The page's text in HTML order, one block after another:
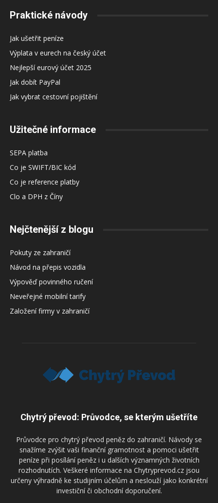
Praktické návody
Jak ušetřit peníze
Výplata v eurech na český účet
Nejlepší eurový účet 2025
Jak dobít PayPal
Jak vybrat cestovní pojištění
Užitečné informace
SEPA platba
Co je SWIFT/BIC kód
Co je reference platby
Clo a DPH z Číny
Nejčtenější z blogu
Pokuty ze zahraničí
Návod na přepis vozidla
Výpověď povinného ručení
Neveřejné mobilní tarify
Založení firmy v zahraničí
Chytrý převod: Průvodce, se kterým ušetříte
Průvodce pro chytrý převod peněz do zahraničí. Návody se
snažíme zvýšit vaši finanční gramotnost a pomoci ušetřit
peníze při posílání peněz i u dalších významných životních
rozhodnutích. Veškeré informace na Chytryprevod.cz jsou
určeny výhradně ke studijním účelům a neslouží jako konkrétní
investiční či obchodní doporučení.